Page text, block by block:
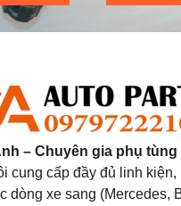
– Chuyên gia phụ tùng
cung cấp đầy đủ linh kiện,
dòng xe sang (Mercedes,